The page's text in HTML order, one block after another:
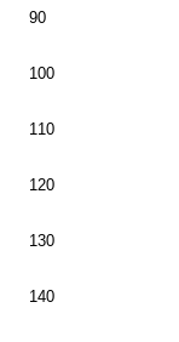
90
100
110
120
130
140